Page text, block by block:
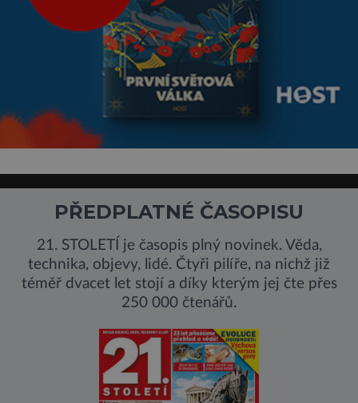
PŘEDPLATNÉ ČASOPISU
21. STOLETÍ je časopis plný novinek. Věda,
technika, objevy, lidé. Čtyři pilíře, na nichž již
téměř dvacet let stojí a díky kterým jej čte přes
250 000 čtenářů.